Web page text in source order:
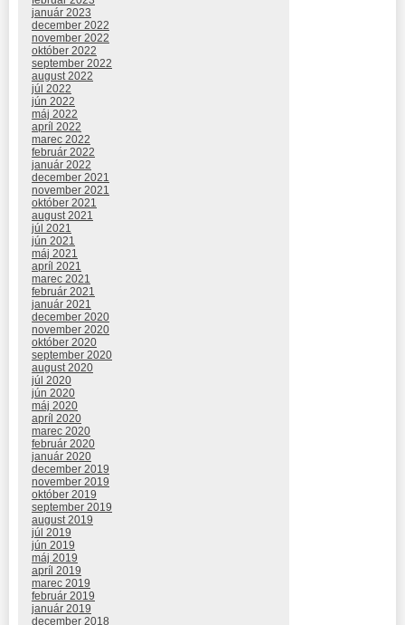
január 2023
december 2022
november 2022
október 2022
september 2022
august 2022
júl 2022
jún 2022
máj 2022
apríl 2022
marec 2022
február 2022
január 2022
december 2021
november 2021
október 2021
august 2021
júl 2021
jún 2021
máj 2021
apríl 2021
marec 2021
február 2021
január 2021
december 2020
november 2020
október 2020
september 2020
august 2020
júl 2020
jún 2020
máj 2020
apríl 2020
marec 2020
február 2020
január 2020
december 2019
november 2019
október 2019
september 2019
august 2019
júl 2019
jún 2019
máj 2019
apríl 2019
marec 2019
február 2019
január 2019
december 2018